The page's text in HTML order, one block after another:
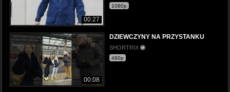
00:27
1080p
00:08
DZIEWCZYNY NA PRZYSTANKU
SHORTRIX
480p